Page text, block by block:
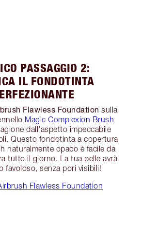
PASSAGGIO 2:
IL FONDOTINTA
Flawless Foundation sulla
Magic Complexion Brush
dall'aspetto impeccabile
Questo fondotinta a copertura
naturalmente opaco è facile da
tutto il giorno. La tua pelle avrà
favoloso, senza pori visibili!
Flawless Foundation